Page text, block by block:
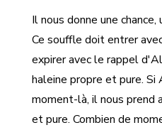
Il nous donne une
Ce souffle doit entrer
expirer avec le rappel
haleine propre et pure. Si
moment-là, il nous prend
et pure. Combien de